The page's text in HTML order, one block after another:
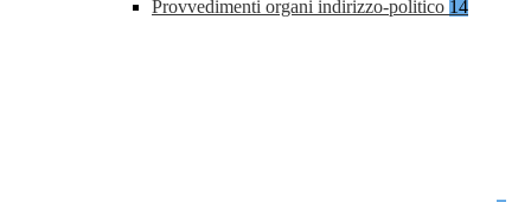
Provvedimenti organi indirizzo-politico 14